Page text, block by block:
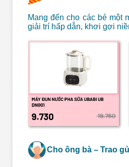
Mang đến cho các bé một
giải trí hấp dẫn, khơi gợi
Cho ông bà – Trao